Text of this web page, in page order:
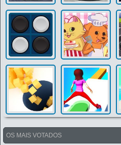
OS MAIS VOTADOS